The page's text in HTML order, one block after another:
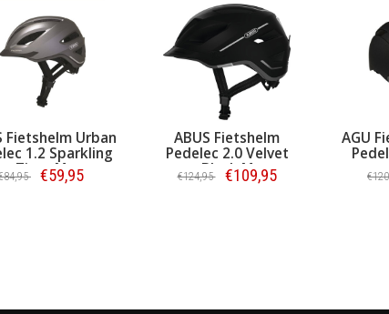
ABUS Fietshelm
Pedelec 2.0 Velvet
Black M
€124,95
AGU Fietshelm Urban
Pedelec S-M Black
€120,00